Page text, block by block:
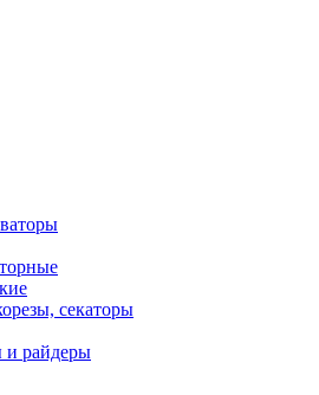
секаторы
и райдеры